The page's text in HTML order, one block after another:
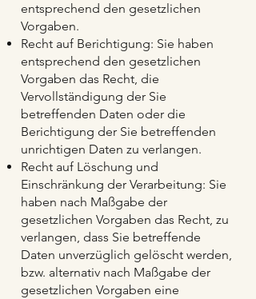
entsprechend den gesetzlichen
Vorgaben.
Recht auf Berichtigung: Sie haben
entsprechend den gesetzlichen
Vorgaben das Recht, die
Vervollständigung der Sie
betreffenden Daten oder die
Berichtigung der Sie betreffenden
unrichtigen Daten zu verlangen.
Recht auf Löschung und
Einschränkung der Verarbeitung: Sie
haben nach Maßgabe der
gesetzlichen Vorgaben das Recht, zu
verlangen, dass Sie betreffende
Daten unverzüglich gelöscht werden,
bzw. alternativ nach Maßgabe der
gesetzlichen Vorgaben eine